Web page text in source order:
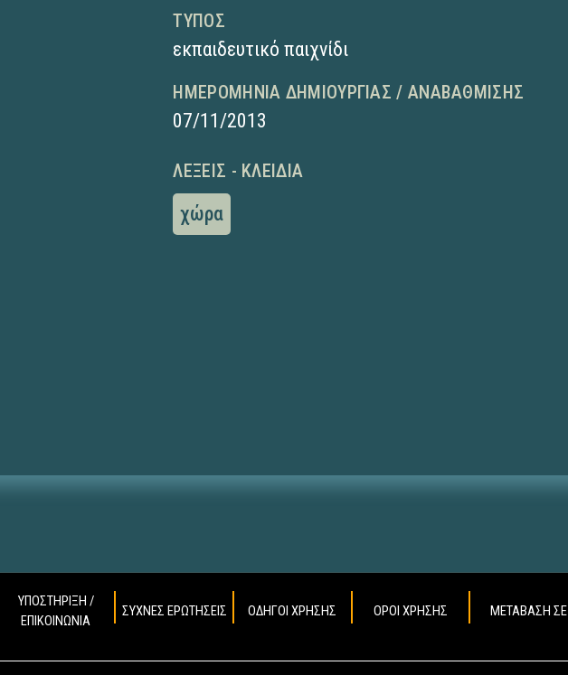
ΤΎΠΟΣ
εκπαιδευτικό παιχνίδι
ΗΜΕΡΟΜΗΝΊΑ ΔΗΜΙΟΥΡΓΊΑΣ / ΑΝΑΒΆΘΜΙΣΗΣ
07/11/2013
ΛΈΞΕΙΣ - ΚΛΕΙΔΙΆ
χώρα
ΥΠΟΣΤΗΡΙΞΗ /
ΕΠΙΚΟΙΝΩΝΙΑ
ΣΥΧΝΕΣ ΕΡΩΤΗΣΕΙΣ ΟΔΗΓΟΙ ΧΡΗΣΗΣ ΟΡΟΙ ΧΡΗΣΗΣ ΜΕΤΑΒΑΣΗ ΣΕ